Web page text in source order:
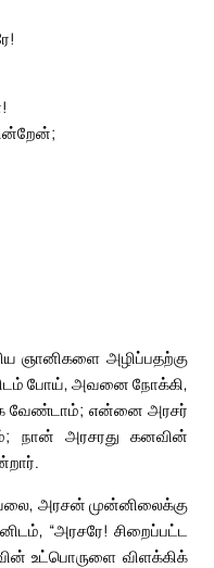
ஞானிகளை அழிப்பதற்கு
போய், அவனை நோக்கி,
வேண்டாம்; என்னை அரசர்
நான் அரசரது கனவின்
அரசன் முன்னிலைக்கு
“அரசரே! சிறைப்பட்ட
உட்பொருளை விளக்கிக்